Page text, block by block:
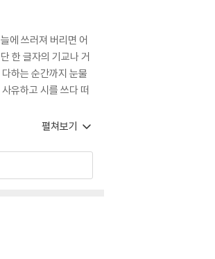
에 쓰러져 버리면 어
한 글자의 기교나 거
하는 순간까지 눈물
유하고 시를 쓰다 떠
펼쳐보기